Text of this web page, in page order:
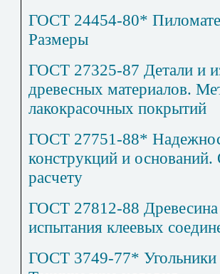
ГОСТ 24454-80*
Размеры
ГОСТ 27325-87 Детали и
древесных материалов.
лакокрасочных покрытий
ГОСТ 27751-88*
конструкций и
расчету
ГОСТ 27812-88 Древесина
испытания клеевых
ГОСТ 3749-77* Угольники